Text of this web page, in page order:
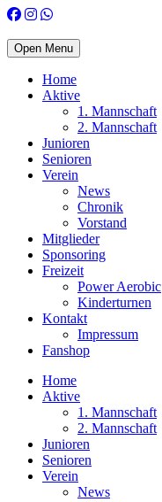
Open Menu
Home
Aktive
1. Mannschaft
2. Mannschaft
Junioren
Senioren
Verein
News
Chronik
Vorstand
Mitglieder
Sponsoring
Freizeit
Power Aerobic
Kinderturnen
Kontakt
Impressum
Fanshop
Home
Aktive
1. Mannschaft
2. Mannschaft
Junioren
Senioren
Verein
News